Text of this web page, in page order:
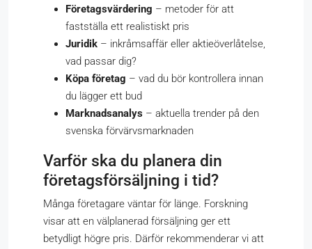
Företagsvärdering – metoder för att
fastställa ett realistiskt pris
Juridik – inkråmsaffär eller aktieöverlåtelse,
vad passar dig?
Köpa företag – vad du bör kontrollera innan
du lägger ett bud
Marknadsanalys – aktuella trender på den
svenska förvärvsmarknaden
Varför ska du planera din
företagsförsäljning i tid?
Många företagare väntar för länge. Forskning
visar att en välplanerad försäljning ger ett
betydligt högre pris. Därför rekommenderar vi att